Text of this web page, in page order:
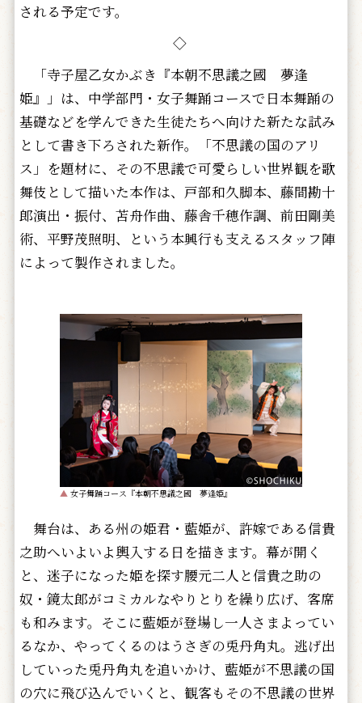
される予定です。
◇
「寺子屋乙女かぶき『本朝不思議之國 夢逢
姫』」は、中学部門・女子舞踊コースで日本舞踊の
基礎などを学んできた生徒たちへ向けた新たな試み
として書き下ろされた新作。「不思議の国のアリ
ス」を題材に、その不思議で可愛らしい世界観を歌
舞伎として描いた本作は、戸部和久脚本、藤間勘十
郎演出・振付、苫舟作曲、藤舎千穂作調、前田剛美
術、平野茂照明、という本興行も支えるスタッフ陣
によって製作されました。
▲ 女子舞踊コース『本朝不思議之國 夢逢姫』
舞台は、ある州の姫君・藍姫が、許嫁である信貴
之助へいよいよ輿入する日を描きます。幕が開く
と、迷子になった姫を探す腰元二人と信貴之助の
奴・鏡太郎がコミカルなやりとりを繰り広げ、客席
も和みます。そこに藍姫が登場し一人さまよってい
るなか、やってくるのはうさぎの兎丹角丸。逃げ出
していった兎丹角丸を追いかけ、藍姫が不思議の国
の穴に飛び込んでいくと、観客もその不思議の世界